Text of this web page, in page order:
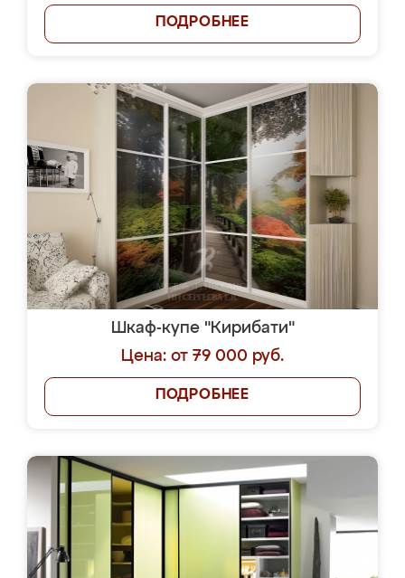
ПОДРОБНЕЕ
Шкаф-купе "Кирибати"
Цена: от 79 000 руб.
ПОДРОБНЕЕ